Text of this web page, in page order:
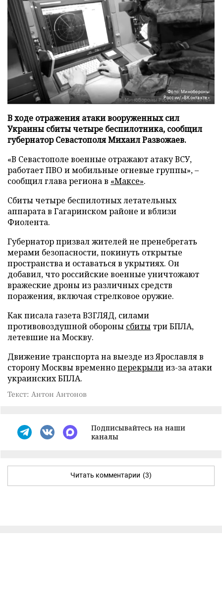
Фото: Минобороны
России/«ВКонтакте»
В ходе отражения атаки вооруженных сил
Украины сбиты четыре беспилотника, сообщил
губернатор Севастополя Михаил Развожаев.
«В Севастополе военные отражают атаку ВСУ,
работает ПВО и мобильные огневые группы», –
сообщил глава региона в «Максе».
Сбиты четыре беспилотных летательных
аппарата в Гагаринском районе и вблизи
Фиолента.
Губернатор призвал жителей не пренебрегать
мерами безопасности, покинуть открытые
пространства и оставаться в укрытиях. Он
добавил, что российские военные уничтожают
вражеские дроны из различных средств
поражения, включая стрелковое оружие.
Как писала газета ВЗГЛЯД, силами
противовоздушной обороны сбиты три БПЛА,
летевшие на Москву.
Движение транспорта на выезде из Ярославля в
сторону Москвы временноперекрылииз-за атаки
украинских БПЛА.
Текст: Антон Антонов
Подписывайтесь на наши
каналы
Читать комментарии (3)